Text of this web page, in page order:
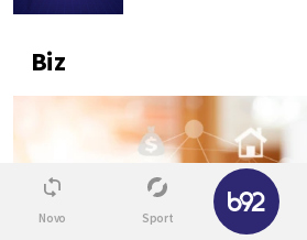
Biz
Novo Sport
✕